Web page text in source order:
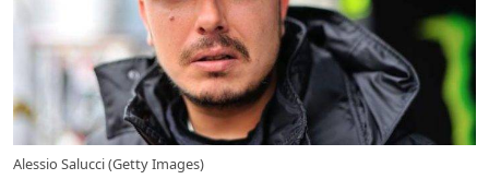
Alessio Salucci (Getty Images)